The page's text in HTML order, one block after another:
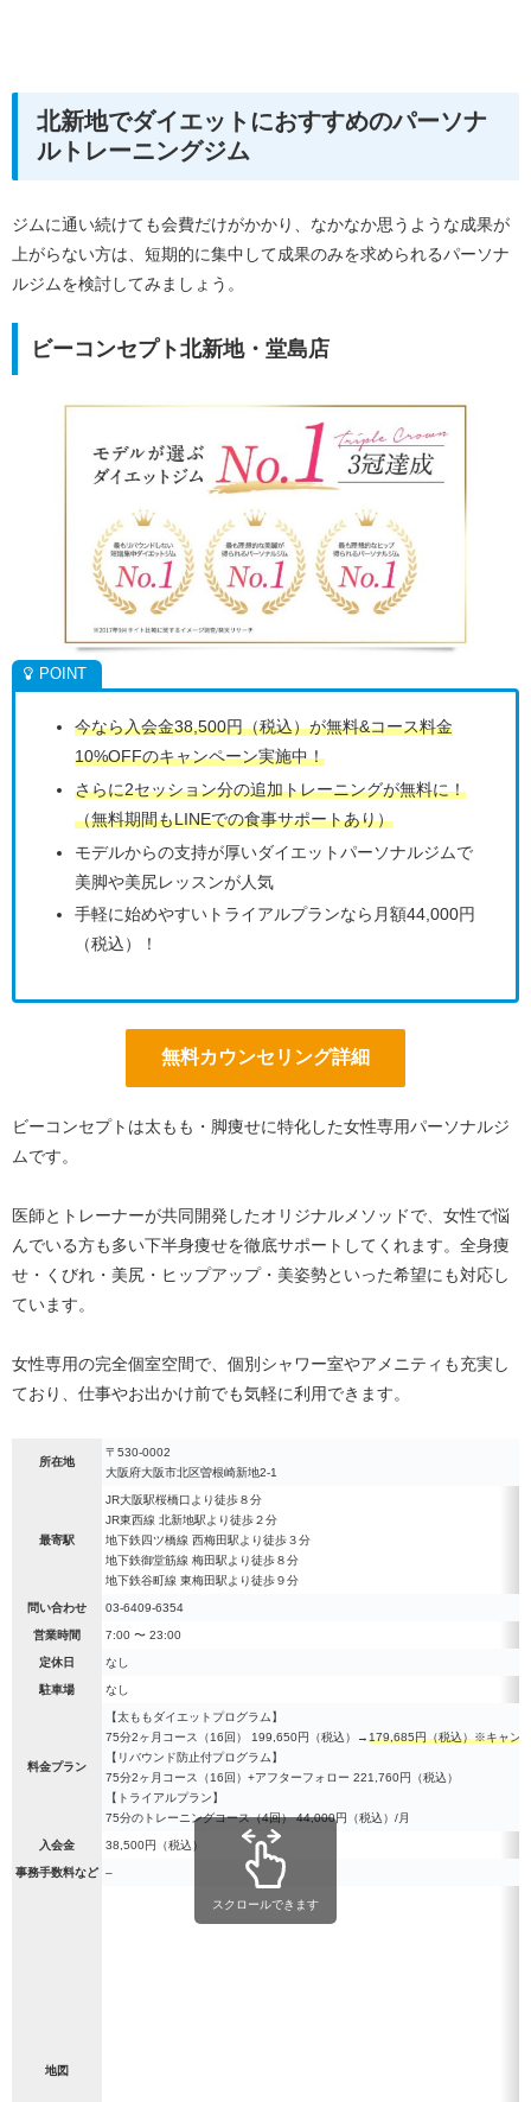
北新地でダイエットにおすすめのパーソナ
ルトレーニングジム
ジムに通い続けても会費だけがかかり、なかなか思うような成果が
上がらない方は、短期的に集中して成果のみを求められるパーソナ
ルジムを検討してみましょう。
ビーコンセプト北新地・堂島店
今なら入会金38,500円（税込）が無料&コース料金
10%OFFのキャンペーン実施中！
さらに2セッション分の追加トレーニングが無料に！
（無料期間もLINEでの食事サポートあり）
モデルからの支持が厚いダイエットパーソナルジムで
美脚や美尻レッスンが人気
手軽に始めやすいトライアルプランなら月額44,000円
（税込）！
無料カウンセリング詳細
ビーコンセプトは太もも・脚痩せに特化した女性専用パーソナルジ
ムです。
医師とトレーナーが共同開発したオリジナルメソッドで、女性で悩
んでいる方も多い下半身痩せを徹底サポートしてくれます。全身痩
せ・くびれ・美尻・ヒップアップ・美姿勢といった希望にも対応し
ています。
女性専用の完全個室空間で、個別シャワー室やアメニティも充実し
ており、仕事やお出かけ前でも気軽に利用できます。
所在地
〒530-0002
大阪府大阪市北区曽根崎新地2-1
最寄駅
JR大阪駅桜橋口より徒歩８分
JR東西線 北新地駅より徒歩２分
地下鉄四ツ橋線 西梅田駅より徒歩３分
地下鉄御堂筋線 梅田駅より徒歩８分
地下鉄谷町線 東梅田駅より徒歩９分
問い合わせ 03-6409-6354
営業時間 7:00 〜 23:00
定休日 なし
駐車場 なし
料金プラン
【太ももダイエットプログラム】
75分2ヶ月コース（16回） 199,650円（税込）→179,685円（税込）※キャン
【リバウンド防止付プログラム】
75分2ヶ月コース（16回）+アフターフォロー 221,760円（税込）
【トライアルプラン】
75分のトレーニングコース（4回） 44,000円（税込）/月
入会金 38,500円（税込）
事務手数料など –
地図
スクロールできます